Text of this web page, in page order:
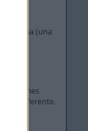
interna (una
patrones
diferente.